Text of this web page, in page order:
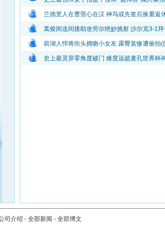
兰德里人在曹营心在汉 神鸟或先签后换重返
蒿俊闵送间接助攻劳尔绝妙挑射 沙尔克3-1
前湖人悍将街头拥吻小女友 露臀装惨遭偷拍(
史上最灵异零角度破门 难度远超麦孔世界杯
司介绍 - 全部新闻 - 全部博文